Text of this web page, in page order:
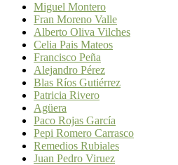
Miguel Montero
Fran Moreno Valle
Alberto Oliva Vilches
Celia Pais Mateos
Francisco Peña
Alejandro Pérez
Blas Ríos Gutiérrez
Patricia Rivero
Agüera
Paco Rojas García
Pepi Romero Carrasco
Remedios Rubiales
Juan Pedro Viruez